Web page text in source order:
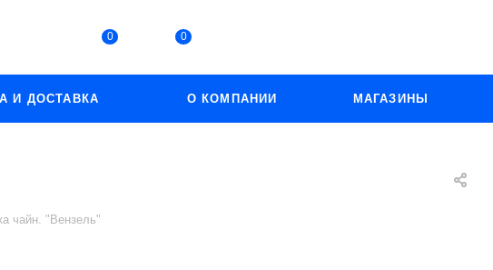
0 0
И ДОСТАВКА О КОМПАНИИ МАГАЗИНЫ
чайн. "Вензель"